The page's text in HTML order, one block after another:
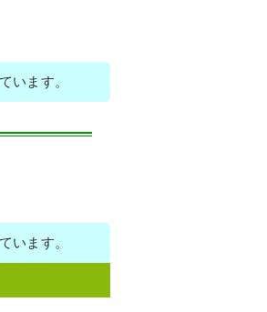
います。
います。